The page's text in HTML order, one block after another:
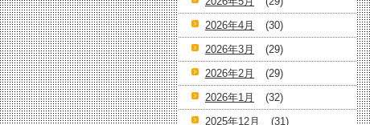
2026年4月
(30)
2026年3月
(29)
2026年2月
(29)
2026年1月
(32)
2025年12月
(31)